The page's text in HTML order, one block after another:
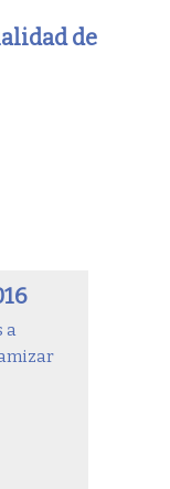
de
a